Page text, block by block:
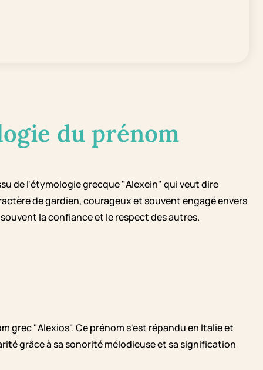
du prénom
de l'étymologie grecque "Alexein" qui veut dire
de gardien, courageux et souvent engagé envers
la confiance et le respect des autres.
grec "Alexios". Ce prénom s'est répandu en Italie et
grâce à sa sonorité mélodieuse et sa signification